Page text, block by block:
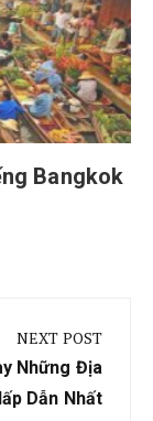
Bangkok
NEXT POST
Những Địa
Dẫn Nhất